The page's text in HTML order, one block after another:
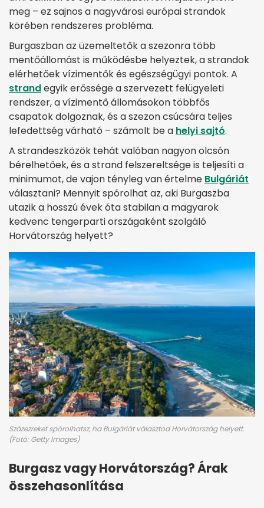
meg – ez sajnos a nagyvárosi európai strandok
körében rendszeres probléma.
Burgaszban az üzemeltetők a szezonra több
mentőállomást is működésbe helyeztek, a strandok
elérhetőek vízimentők és egészségügyi pontok. A
strandegyik erőssége a szervezett felügyeleti
rendszer, a vízimentő állomásokon többfős
csapatok dolgoznak, és a szezon csúcsára teljes
lefedettség várható – számolt be a helyi sajtó.
A strandeszközök tehát valóban nagyon olcsón
bérelhetőek, és a strand felszereltsége is teljesíti a
minimumot, de vajon tényleg van értelme Bulgáriát
választani? Mennyit spórolhat az, aki Burgaszba
utazik a hosszú évek óta stabilan a magyarok
kedvenc tengerparti országaként szolgáló
Horvátország helyett?
Százezreket spórolhatsz, ha Bulgáriát választod Horvátország helyett.
(Fotó: Getty Images)
Burgasz vagy Horvátország? Árak
összehasonlítása